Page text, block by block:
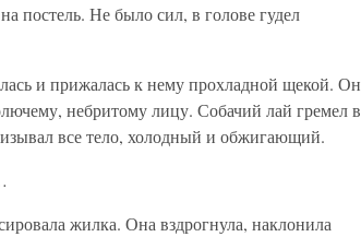
постель. Не было сил, в голове гудел
и прижалась к нему прохладной щекой. Он
небритому лицу. Собачий лай гремел в
все тело, холодный и обжигающий.
жилка. Она вздрогнула, наклонила